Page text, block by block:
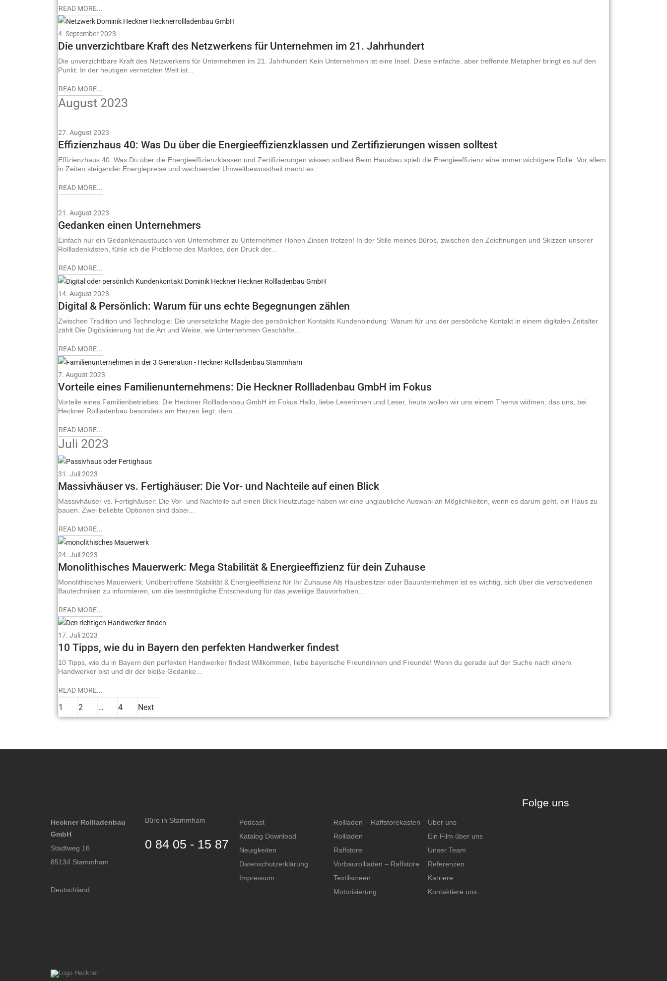
READ MORE...
4. September 2023
Die unverzichtbare Kraft des Netzwerkens für Unternehmen im 21. Jahrhundert
Die unverzichtbare Kraft des Netzwerkens für Unternehmen im 21. Jahrhundert Kein Unternehmen ist eine Insel. Diese einfache, aber treffende Metapher bringt es auf den
Punkt: In der heutigen vernetzten Welt ist...
READ MORE...
August 2023
27. August 2023
Effizienzhaus 40: Was Du über die Energieeffizienzklassen und Zertifizierungen wissen solltest
Effizienzhaus 40: Was Du über die Energieeffizienzklassen und Zertifizierungen wissen solltest Beim Hausbau spielt die Energieeffizienz eine immer wichtigere Rolle. Vor allem
in Zeiten steigender Energiepreise und wachsender Umweltbewusstheit macht es...
READ MORE...
21. August 2023
Gedanken einen Unternehmers
Einfach nur ein Gedankenaustausch von Unternehmer zu Unternehmer Hohen Zinsen trotzen! In der Stille meines Büros, zwischen den Zeichnungen und Skizzen unserer
Rollladenkästen, fühle ich die Probleme des Marktes, den Druck der...
READ MORE...
14. August 2023
Digital & Persönlich: Warum für uns echte Begegnungen zählen
Zwischen Tradition und Technologie: Die unersetzliche Magie des persönlichen Kontakts Kundenbindung: Warum für uns der persönliche Kontakt in einem digitalen Zeitalter
zählt Die Digitalisierung hat die Art und Weise, wie Unternehmen Geschäfte...
READ MORE...
7. August 2023
Vorteile eines Familienunternehmens: Die Heckner Rollladenbau GmbH im Fokus
Vorteile eines Familienbetriebes: Die Heckner Rollladenbau GmbH im Fokus Hallo, liebe Leserinnen und Leser, heute wollen wir uns einem Thema widmen, das uns, bei
Heckner Rollladenbau besonders am Herzen liegt: dem...
READ MORE...
Juli 2023
31. Juli 2023
Massivhäuser vs. Fertighäuser: Die Vor- und Nachteile auf einen Blick
Massivhäuser vs. Fertighäuser: Die Vor- und Nachteile auf einen Blick Heutzutage haben wir eine unglaubliche Auswahl an Möglichkeiten, wenn es darum geht, ein Haus zu
bauen. Zwei beliebte Optionen sind dabei...
READ MORE...
24. Juli 2023
Monolithisches Mauerwerk: Mega Stabilität & Energieeffizienz für dein Zuhause
Monolithisches Mauerwerk: Unübertroffene Stabilität & Energieeffizienz für Ihr Zuhause Als Hausbesitzer oder Bauunternehmen ist es wichtig, sich über die verschiedenen
Bautechniken zu informieren, um die bestmögliche Entscheidung für das jeweilige Bauvorhaben...
READ MORE...
17. Juli 2023
10 Tipps, wie du in Bayern den perfekten Handwerker findest
10 Tipps, wie du in Bayern den perfekten Handwerker findest Willkommen, liebe bayerische Freundinnen und Freunde! Wenn du gerade auf der Suche nach einem
Handwerker bist und dir der bloße Gedanke...
READ MORE...
1 2 … 4 Next
Heckner Rollladenbau
GmbH
Stadtweg 16
85134 Stammham
Deutschland
Büro in Stammham
0 84 05 - 15 87
Podcast
Katalog Download
Neuigkeiten
Datenschutzerklärung
Impressum
Rollladen – Raffstorekasten
Rollladen
Raffstore
Vorbaurollladen – Raffstore
Textilscreen
Motorisierung
Über uns
Ein Film über uns
Unser Team
Referenzen
Karriere
Kontaktiere uns
Folge uns